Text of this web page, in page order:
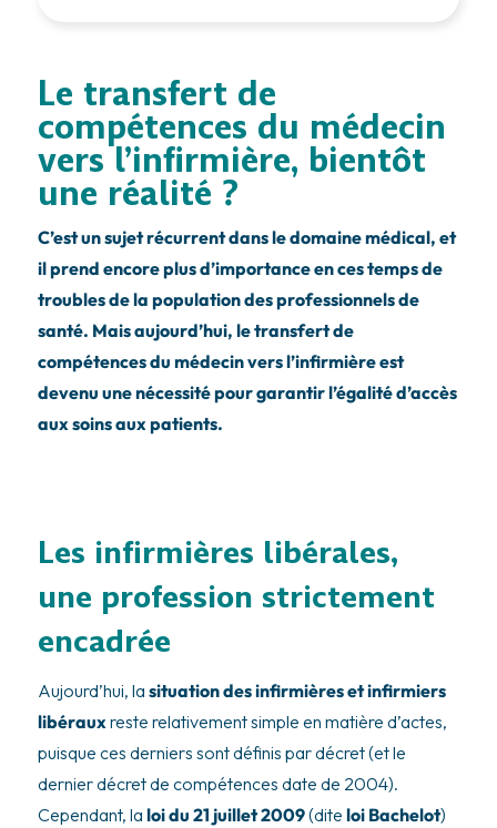
Le transfert de
compétences du médecin
vers l’infirmière, bientôt
une réalité ?
C’est un sujet récurrent dans le domaine médical, et
il prend encore plus d’importance en ces temps de
troubles de la population des professionnels de
santé. Mais aujourd’hui, le transfert de
compétences du médecin vers l’infirmière est
devenu une nécessité pour garantir l’égalité d’accès
aux soins aux patients.
Les infirmières libérales,
une profession strictement
encadrée
Aujourd’hui, la situation des infirmières et infirmiers
libérauxreste relativement simple en matière d’actes,
puisque ces derniers sont définis par décret (et le
dernier décret de compétences date de 2004).
Cependant, la loi du 21 juillet 2009(dite loi Bachelot)